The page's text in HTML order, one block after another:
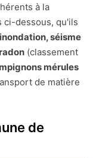
à la
ci-dessous, qu'ils
inondation, séisme
(classement
mérules
de matière
de